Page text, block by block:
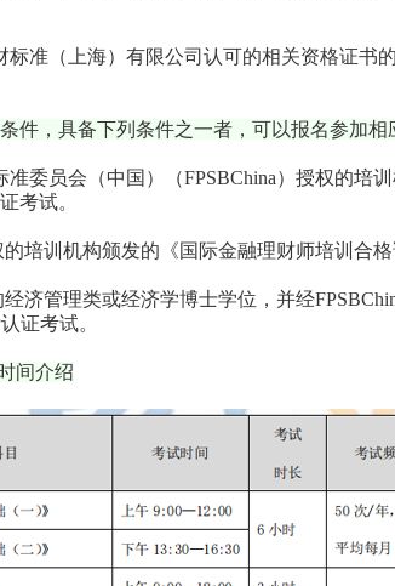
准（上海）有限公司认可的相关资格证书
件，具备下列条件之一者，可以报名参加相
委员会（中国）（FPSBChina）授权的培
考试。
培训机构颁发的《国际金融理财师培训合
济管理类或经济学博士学位，并经
证考试。
间介绍